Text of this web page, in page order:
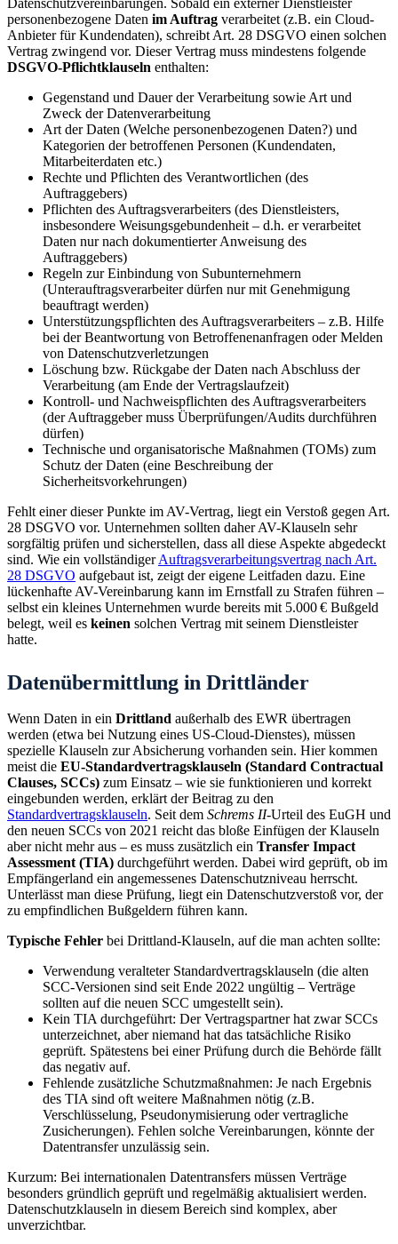
Datenschutzvereinbarungen. Sobald ein externer Dienstleister
personenbezogene Daten im Auftrag verarbeitet (z.B. ein Cloud-
Anbieter für Kundendaten), schreibt Art. 28 DSGVO einen solchen
Vertrag zwingend vor. Dieser Vertrag muss mindestens folgende
DSGVO-Pflichtklauseln enthalten:
Gegenstand und Dauer der Verarbeitung sowie Art und
Zweck der Datenverarbeitung
Art der Daten (Welche personenbezogenen Daten?) und
Kategorien der betroffenen Personen (Kundendaten,
Mitarbeiterdaten etc.)
Rechte und Pflichten des Verantwortlichen (des
Auftraggebers)
Pflichten des Auftragsverarbeiters (des Dienstleisters,
insbesondere Weisungsgebundenheit – d.h. er verarbeitet
Daten nur nach dokumentierter Anweisung des
Auftraggebers)
Regeln zur Einbindung von Subunternehmern
(Unterauftragsverarbeiter dürfen nur mit Genehmigung
beauftragt werden)
Unterstützungspflichten des Auftragsverarbeiters – z.B. Hilfe
bei der Beantwortung von Betroffenenanfragen oder Melden
von Datenschutzverletzungen
Löschung bzw. Rückgabe der Daten nach Abschluss der
Verarbeitung (am Ende der Vertragslaufzeit)
Kontroll- und Nachweispflichten des Auftragsverarbeiters
(der Auftraggeber muss Überprüfungen/Audits durchführen
dürfen)
Technische und organisatorische Maßnahmen (TOMs) zum
Schutz der Daten (eine Beschreibung der
Sicherheitsvorkehrungen)
Fehlt einer dieser Punkte im AV-Vertrag, liegt ein Verstoß gegen Art.
28 DSGVO vor. Unternehmen sollten daher AV-Klauseln sehr
sorgfältig prüfen und sicherstellen, dass all diese Aspekte abgedeckt
sind. Wie ein vollständigerAuftragsverarbeitungsvertrag nach Art.
28 DSGVO aufgebaut ist, zeigt der eigene Leitfaden dazu. Eine
lückenhafte AV-Vereinbarung kann im Ernstfall zu Strafen führen –
selbst ein kleines Unternehmen wurde bereits mit 5.000 € Bußgeld
belegt, weil es keinen solchen Vertrag mit seinem Dienstleister
hatte.
Datenübermittlung in Drittländer
Wenn Daten in ein Drittland außerhalb des EWR übertragen
werden (etwa bei Nutzung eines US-Cloud-Dienstes), müssen
spezielle Klauseln zur Absicherung vorhanden sein. Hier kommen
meist die EU-Standardvertragsklauseln (Standard Contractual
Clauses, SCCs) zum Einsatz – wie sie funktionieren und korrekt
eingebunden werden, erklärt der Beitrag zu den
Standardvertragsklauseln. Seit dem Schrems II-Urteil des EuGH und
den neuen SCCs von 2021 reicht das bloße Einfügen der Klauseln
aber nicht mehr aus – es muss zusätzlich ein Transfer Impact
Assessment (TIA) durchgeführt werden. Dabei wird geprüft, ob im
Empfängerland ein angemessenes Datenschutzniveau herrscht.
Unterlässt man diese Prüfung, liegt ein Datenschutzverstoß vor, der
zu empfindlichen Bußgeldern führen kann.
Typische Fehler bei Drittland-Klauseln, auf die man achten sollte:
Verwendung veralteter Standardvertragsklauseln (die alten
SCC-Versionen sind seit Ende 2022 ungültig – Verträge
sollten auf die neuen SCC umgestellt sein).
Kein TIA durchgeführt: Der Vertragspartner hat zwar SCCs
unterzeichnet, aber niemand hat das tatsächliche Risiko
geprüft. Spätestens bei einer Prüfung durch die Behörde fällt
das negativ auf.
Fehlende zusätzliche Schutzmaßnahmen: Je nach Ergebnis
des TIA sind oft weitere Maßnahmen nötig (z.B.
Verschlüsselung, Pseudonymisierung oder vertragliche
Zusicherungen). Fehlen solche Vereinbarungen, könnte der
Datentransfer unzulässig sein.
Kurzum: Bei internationalen Datentransfers müssen Verträge
besonders gründlich geprüft und regelmäßig aktualisiert werden.
Datenschutzklauseln in diesem Bereich sind komplex, aber
unverzichtbar.